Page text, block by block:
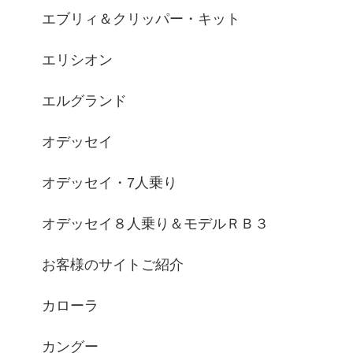
エブリィ＆クリッパー・キット
エリシオン
エルグランド
オデッセイ
オデッセイ・7人乗り
オデッセイ８人乗り＆モデルＲＢ３
お客様のサイトご紹介
カローラ
カングー